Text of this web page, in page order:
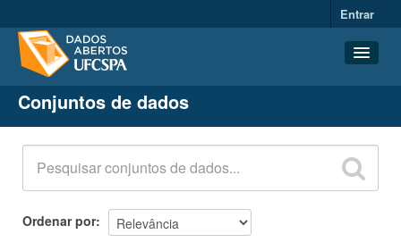
Entrar
Conjuntos de dados
Organizações
Grupos
Sobre
Conjuntos de dados
Ordenar por